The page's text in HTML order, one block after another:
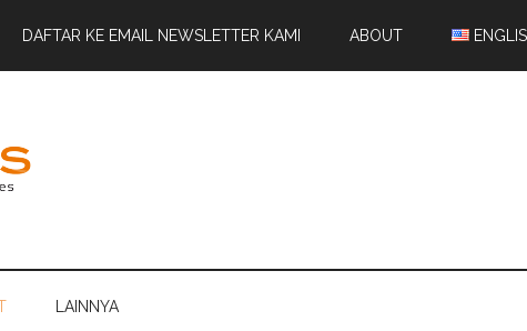
DAFTAR KE EMAIL NEWSLETTER KAMI ABOUT
LAINNYA